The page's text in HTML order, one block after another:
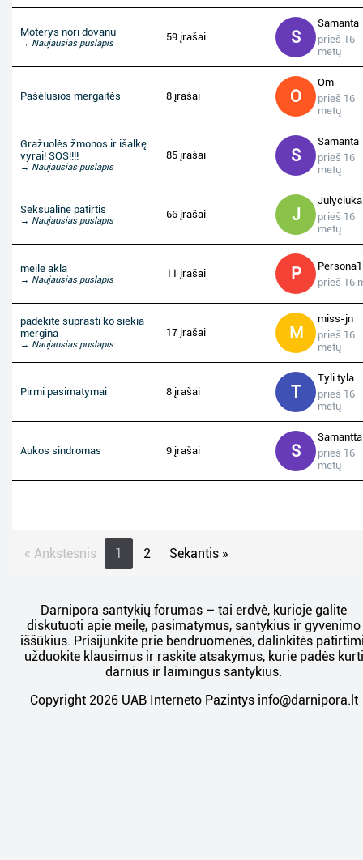
Moterys nori dovanu
→ Naujausias puslapis
59 įrašai S
Samanta
prieš 16
metų
Pašėlusios mergaitės 8 įrašai O
Om
prieš 16
metų
Gražuolės žmonos ir išalkę
vyrai! SOS!!!!
→ Naujausias puslapis
85 įrašai S
Samanta
prieš 16
metų
Seksualinė patirtis
→ Naujausias puslapis
66 įrašai J
prieš 16
metų
meile akla
→ Naujausias puslapis
11 įrašai P
prieš 16
padekite suprasti ko siekia
mergina
→ Naujausias puslapis
17 įrašai M
miss-jn
prieš 16
metų
Pirmi pasimatymai 8 įrašai T
Tyli tyla
prieš 16
metų
Aukos sindromas 9 įrašai S
Samantta
prieš 16
metų
« Ankstesnis 1 2 Sekantis »
Darnipora santykių forumas – tai erdvė, kurioje galite
diskutuoti apie meilę, pasimatymus, santykius ir gyvenimo
iššūkius. Prisijunkite prie bendruomenės, dalinkitės
užduokite klausimus ir raskite atsakymus, kurie padės kurti
darnius ir laimingus santykius.
Copyright 2026 UAB Interneto Pazintys info@darnipora.lt